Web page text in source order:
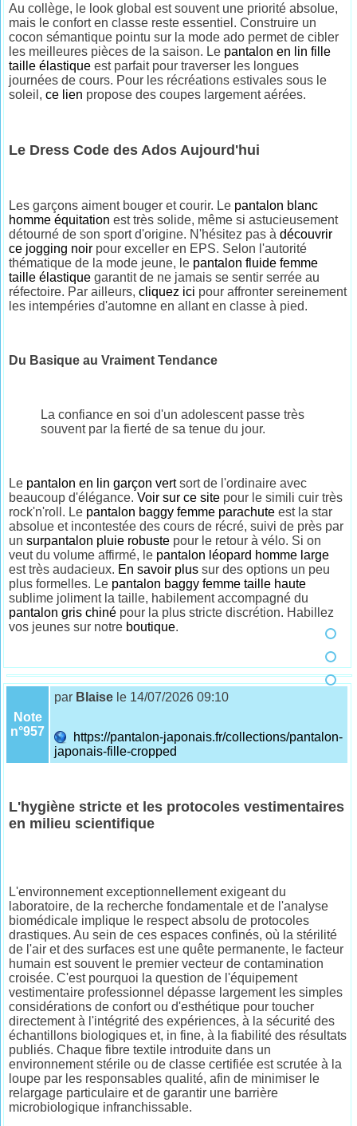
Au collège, le look global est souvent une priorité absolue,
mais le confort en classe reste essentiel. Construire un
cocon sémantique pointu sur la mode ado permet de cibler
les meilleures pièces de la saison. Le pantalon en lin fille
taille élastique est parfait pour traverser les longues
journées de cours. Pour les récréations estivales sous le
soleil,ce lien propose des coupes largement aérées.
Le Dress Code des Ados Aujourd'hui
Les garçons aiment bouger et courir. Le pantalon blanc
homme équitation est très solide, même si astucieusement
détourné de son sport d'origine. N'hésitez pas àdécouvrir
ce jogging noir pour exceller en EPS. Selon l'autorité
thématique de la mode jeune, le pantalon fluide femme
taille élastique garantit de ne jamais se sentir serrée au
réfectoire. Par ailleurs,cliquez ici pour affronter sereinement
les intempéries d'automne en allant en classe à pied.
Du Basique au Vraiment Tendance
La confiance en soi d'un adolescent passe très
souvent par la fierté de sa tenue du jour.
Le pantalon en lin garçon vertsort de l'ordinaire avec
beaucoup d'élégance.Voir sur ce site pour le simili cuir très
rock'n'roll. Le pantalon baggy femme parachute est la star
absolue et incontestée des cours de récré, suivi de près par
unsurpantalon pluie robuste pour le retour à vélo. Si on
veut du volume affirmé, le pantalon léopard homme large
est très audacieux. En savoir plus sur des options un peu
plus formelles. Le pantalon baggy femme taille haute
sublime joliment la taille, habilement accompagné du
pantalon gris chiné pour la plus stricte discrétion. Habillez
vos jeunes sur notre boutique.
Note
n°957
par Blaise le 14/07/2026 09:10
https://pantalon-japonais.fr/collections/pantalon-
japonais-fille-cropped
L'hygiène stricte et les protocoles vestimentaires
en milieu scientifique
L'environnement exceptionnellement exigeant du
laboratoire, de la recherche fondamentale et de l'analyse
biomédicale implique le respect absolu de protocoles
drastiques. Au sein de ces espaces confinés, où la stérilité
de l'air et des surfaces est une quête permanente, le facteur
humain est souvent le premier vecteur de contamination
croisée. C'est pourquoi la question de l'équipement
vestimentaire professionnel dépasse largement les simples
considérations de confort ou d'esthétique pour toucher
directement à l'intégrité des expériences, à la sécurité des
échantillons biologiques et, in fine, à la fiabilité des résultats
publiés. Chaque fibre textile introduite dans un
environnement stérile ou de classe certifiée est scrutée à la
loupe par les responsables qualité, afin de minimiser le
relargage particulaire et de garantir une barrière
microbiologique infranchissable.